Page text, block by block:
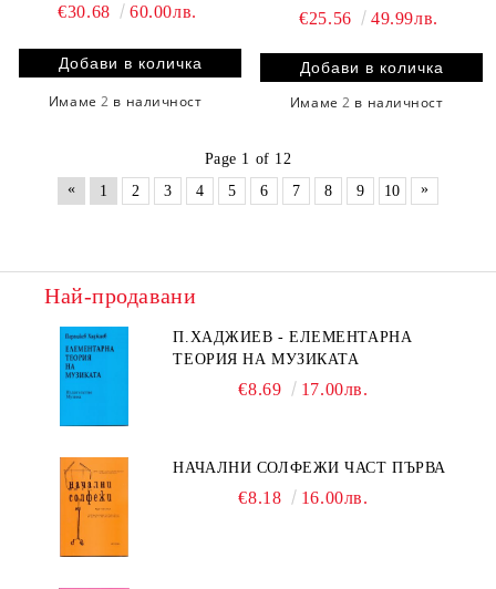
€30.68
60.00лв.
Имаме2 в наличност
€25.56
49.99лв.
Имаме2 в наличност
Page 1 of 12
«
1 2 3 4 5 6 7 8 9 10 »
Най-продавани
П.ХАДЖИЕВ - ЕЛЕМЕНТАРНА
ТЕОРИЯ НА МУЗИКАТА
€8.69 17.00лв.
НАЧАЛНИ СОЛФЕЖИ ЧАСТ ПЪРВА
€8.18 16.00лв.